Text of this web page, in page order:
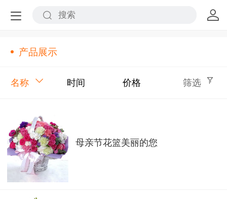
产品展示
名称 时间 价格 筛选
母亲节花篮美丽的您